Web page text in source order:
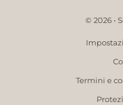
© 2026 •
Termini e